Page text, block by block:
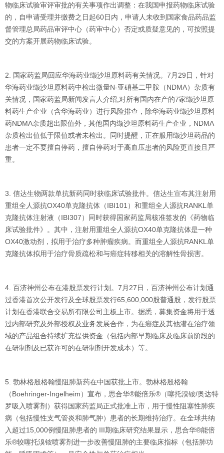
物临床试验审评审批的有关事项作出调整：在我国申报药物临床试验
的，自申请受理并缴费之日起60日内，申请人未收到国家食品药品监
督管理总局药品审评中心（药审中心）否定或质疑意见的，可按照提
交的方案开展药物临床试验。
2. 国家药监局回应华海药业缬沙坦原料药有关情况。7月29日，针对
华海药业缬沙坦原料药中检出微量N-亚硝基二甲胺（NDMA）杂质有
关情况，国家药监局新闻发言人介绍,对所有国内在产的7家缬沙坦原
料药生产企业（含华海药业）进行风险排查，除华海药业缬沙坦原料
药NDMA杂质超出限值外，其他国内缬沙坦原料药生产企业，NDMA
杂质检出值低于限值或者未检出。同时提醒，正在服用缬沙坦药品的
患者一定不要擅自停药，擅自停药对于高血压患者的风险更直接且严
重。
3. 信达生物两款单抗新药同时获临床试验批件。信达生宣布其注射用
重组全人源抗OX40单克隆抗体（IBI101）和重组全人源抗RANKL单
克隆抗体注射液（IBI307）同时获得国家药监局核准签发的《药物临
床试验批件》。其中，注射用重组全人源抗OX40单克隆抗体是一种
OX40激动剂，拟用于治疗多种肿瘤疾病。而重组全人源抗RANKL单
克隆抗体拟用于治疗骨质疏松和与癌症转移相关的溶解性骨损害。
4. 百济神州公布在港股票发行计划。7月27日，百济神州公布计划通
过香港首次公开发行及全球股票发行65,600,000股普通股，发行股票
计划在香港联合交易所有限公司主板上市。据悉，募集资金将用于透
过内部研究及外部授权及业务发展合作，为在癌症及其他潜在治疗领
域的产品组合持续扩充提供资金（包括内部早期临床及临床前阶段的
在研制剂及已获许可的在研制剂开发成本）等。
5. 勃林格殷格翰慢阻肺新药在中国获批上市。勃林格殷格翰
（Boehringer-Ingelheim）宣布，思合华®能倍乐®（噻托溴铵/奥达特
罗吸入喷雾剂）获得国家药监局正式批准上市，用于慢性阻塞性肺疾
病（包括慢性支气管炎和肺气肿）患者的长期维持治疗。在全球共纳
入超过15,000例慢阻肺患者的 III期临床研究结果显示，思合华®能倍
乐®较噻托溴铵喷雾剂进一步改善慢阻肺的主要临床指标（包括肺功